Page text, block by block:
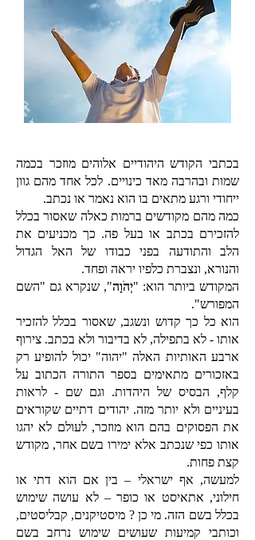
בכתבי הקודש היהודיים אלוהים מוזכר בכמה
שמות ובהרבה מאד כינויים. לכל אחד מהם גוון
ייחודי ורגע מתאים בו הוא נאמר או נכתב.
כמה מהם מקודשים ברמות כאלה שאסור בכלל
להזכירם בכתב או בעל פה. כך מכניעים את
הלב והתודעה בפני כבודו של האל הגדול
והנורא, ונצברת כלפיו יראה ופחד.
המקודש ביותר הוא: "יְהֹוָה", שנקרא גם "השם
המפורש".
הוא כל כך קדוש ונשגב, שאסור בכלל להזכיר
אותו - לא בתפילה, לא בדיבור ולא בכתב. צירוף
ארבע האותיות האלה "יהוה" יכול להופיע רק
באזכורים מתאימים בספר התורה הכתוב על
קלף, הבסיס של היהדות. וגם שם - לראות
בעיניים ולא יותר מזה. יהודים דתיים שקוראים
את הפסוקים בהם הוא מוזכר, לעולם לא יהגו
אותו כפי שנכתב אלא ימירו בשם אחר, מקודש
קצת פחות.
למעשה, אף ישראלי – בין אם הוא דתי או
חילוני, אתאיסט או כופר – לא עושה שימוש
בכלל בשם הזה. מי כן ? מיסטיקנים, קבליסטים,
וכותבי קמיעות שעושים שימוש נרחב בשם